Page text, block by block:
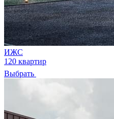
ИЖС
120 квартир
Выбрать